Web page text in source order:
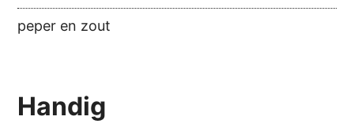
peper en zout
Handig